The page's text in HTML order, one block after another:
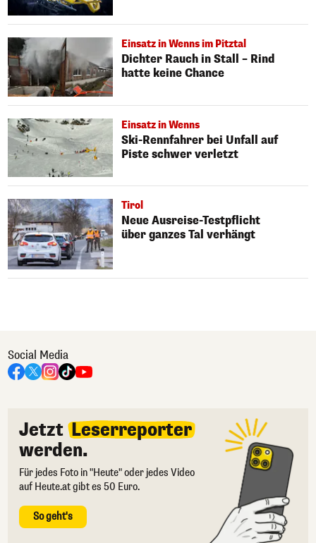
Einsatz in Wenns im Pitztal
Dichter Rauch in Stall – Rind
hatte keine Chance
Einsatz in Wenns
Ski-Rennfahrer bei Unfall auf
Piste schwer verletzt
Tirol
Neue Ausreise-Testpflicht
über ganzes Tal verhängt
Social Media
Jetzt Leserreporter
werden.
Für jedes Foto in "Heute" oder jedes Video
auf Heute.at gibt es 50 Euro.
So geht's